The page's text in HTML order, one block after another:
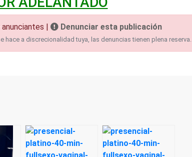
| Denunciar esta publicación
a discrecionalidad tuya, las denuncias tienen plena reserva.